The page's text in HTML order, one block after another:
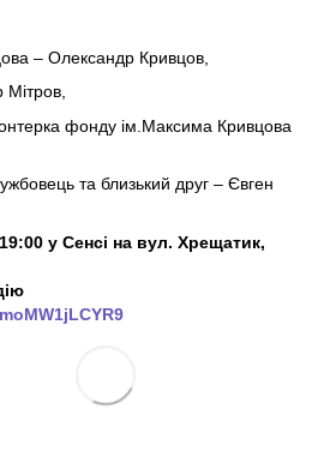
– Олександр Кривцов
Мітров,
фонду ім.Максима Кривцова
та близький друг – Євген
у Сенсі на вул. Хрещатик,